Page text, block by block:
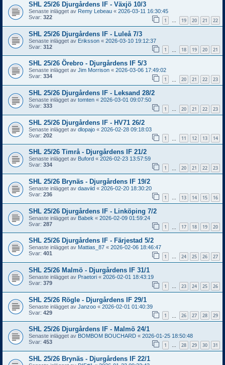
SHL 25/26 Djurgårdens IF - Växjö 10/3
Senaste inlägget av Remy Lebeau « 2026-03-11 16:30:45
Svar: 322 1 … 19 20 21 22
SHL 25/26 Djurgårdens IF - Luleå 7/3
Senaste inlägget av Eriksson « 2026-03-10 19:12:37
Svar: 312 1 18 19 20 21
SHL 25/26 Örebro - Djurgårdens IF 5/3
Senaste inlägget av Jim Morrison « 2026-03-06 17:49:02
Svar: 334 1 20 21 22 23
SHL 25/26 Djurgårdens IF - Leksand 28/2
Senaste inlägget av tomten « 2026-03-01 09:07:50
Svar: 333 1 … 20 21 22 23
SHL 25/26 Djurgårdens IF - HV71 26/2
Senaste inlägget av dlopajo « 2026-02-28 09:18:03
Svar: 202 1 11 12 13 14
SHL 25/26 Timrå - Djurgårdens IF 21/2
Senaste inlägget av Buford « 2026-02-23 13:57:59
Svar: 334 1 20 21 22 23
SHL 25/26 Brynäs - Djurgårdens IF 19/2
Senaste inlägget av daaviid « 2026-02-20 18:30:20
Svar: 236 1 … 13 14 15 16
SHL 25/26 Djurgårdens IF - Linköping 7/2
Senaste inlägget av Babek « 2026-02-09 01:59:24
Svar: 287 1 17 18 19 20
SHL 25/26 Djurgårdens IF - Färjestad 5/2
Senaste inlägget av Mattias_87 « 2026-02-06 18:46:47
Svar: 401 1 … 24 25 26 27
SHL 25/26 Malmö - Djurgårdens IF 31/1
Senaste inlägget av Praetori « 2026-02-01 18:43:19
Svar: 379 1 … 23 24 25 26
SHL 25/26 Rögle - Djurgårdens IF 29/1
Senaste inlägget av Janzoo « 2026-02-01 01:40:39
Svar: 429 1 26 27 28 29
SHL 25/26 Djurgårdens IF - Malmö 24/1
Senaste inlägget av BOMBOM BOUCHARD « 2026-01-25 18:50:48
Svar: 453 1 … 28 29 30 31
SHL 25/26 Brynäs - Djurgårdens IF 22/1